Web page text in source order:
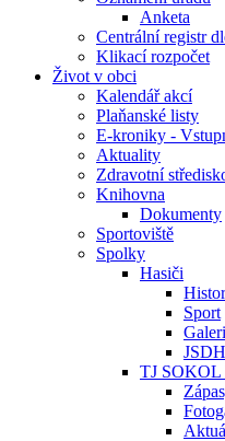
Anketa
Centrální registr
Klikací rozpočet
Život v obci
Kalendář akcí
Plaňanské listy
E-kroniky -
Aktuality
Zdravotní
Knihovna
Dokumenty
Sportoviště
Spolky
Hasiči
Sport
JSDH
TJ SOKOL